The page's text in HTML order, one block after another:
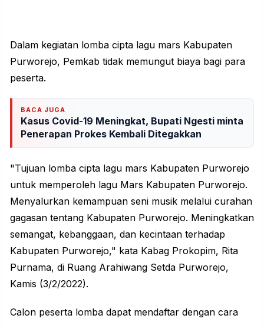
Dalam kegiatan lomba cipta lagu mars Kabupaten
Purworejo, Pemkab tidak memungut biaya bagi para
peserta.
BACA JUGA
Kasus Covid-19 Meningkat, Bupati Ngesti minta
Penerapan Prokes Kembali Ditegakkan
"Tujuan lomba cipta lagu mars Kabupaten Purworejo
untuk memperoleh lagu Mars Kabupaten Purworejo.
Menyalurkan kemampuan seni musik melalui curahan
gagasan tentang Kabupaten Purworejo. Meningkatkan
semangat, kebanggaan, dan kecintaan terhadap
Kabupaten Purworejo," kata Kabag Prokopim, Rita
Purnama, di Ruang Arahiwang Setda Purworejo,
Kamis (3/2/2022).
Calon peserta lomba dapat mendaftar dengan cara